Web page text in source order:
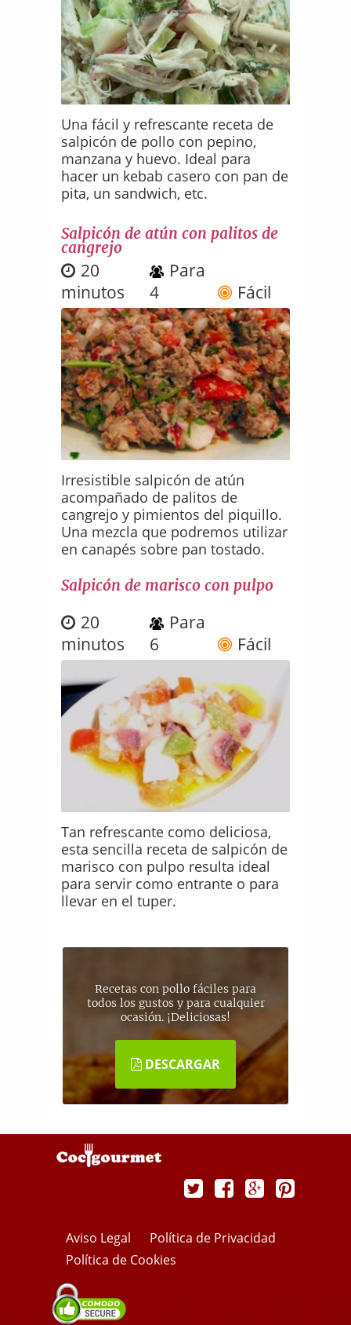
Una fácil y refrescante receta de
salpicón de pollo con pepino,
manzana y huevo. Ideal para
hacer un kebab casero con pan de
pita, un sandwich, etc.
Salpicón de atún con palitos de
cangrejo
20
minutos
Para
4
Fácil
Irresistible salpicón de atún
acompañado de palitos de
cangrejo y pimientos del piquillo.
Una mezcla que podremos utilizar
en canapés sobre pan tostado.
Salpicón de marisco con pulpo
20
minutos
Para
6
Fácil
Tan refrescante como deliciosa,
esta sencilla receta de salpicón de
marisco con pulpo resulta ideal
para servir como entrante o para
llevar en el tuper.
Recetas con pollo fáciles para
todos los gustos y para cualquier
ocasión. ¡Deliciosas!
DESCARGAR
Aviso Legal
Política de Privacidad
Política de Cookies